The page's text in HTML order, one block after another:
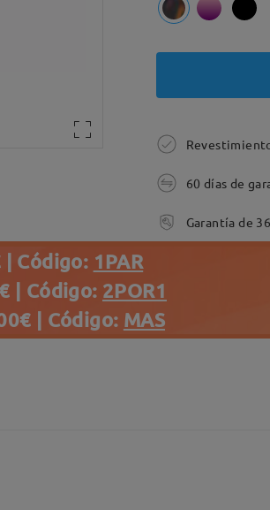
60 días de
Garantía de
| Código: 1PAR
| Código: 2POR1
| Código: MAS